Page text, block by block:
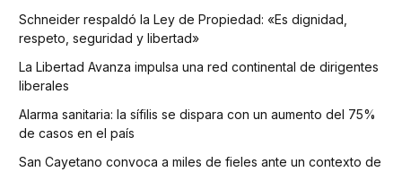
Schneider respaldó la Ley de Propiedad: «Es dignidad,
respeto, seguridad y libertad»
La Libertad Avanza impulsa una red continental de dirigentes
liberales
Alarma sanitaria: la sífilis se dispara con un aumento del 75%
de casos en el país
San Cayetano convoca a miles de fieles ante un contexto de